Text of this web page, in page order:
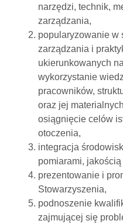
narzędzi, technik,
zarządzania,
popularyzowanie w
zarządzania i
ukierunkowanych
wykorzystanie
pracowników,
oraz jej
osiągnięcie celów
otoczenia,
integracja
pomiarami,
prezentowanie i
Stowarzyszenia,
podnoszenie
zajmującej się